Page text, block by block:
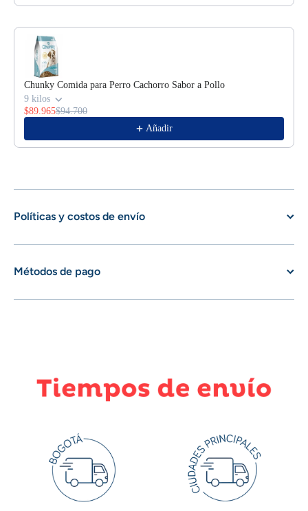
Chunky Comida para Perro Cachorro Sabor a Pollo
9 kilos
$89.965$94.700
Añadir
Políticas y costos de envío
Métodos de pago